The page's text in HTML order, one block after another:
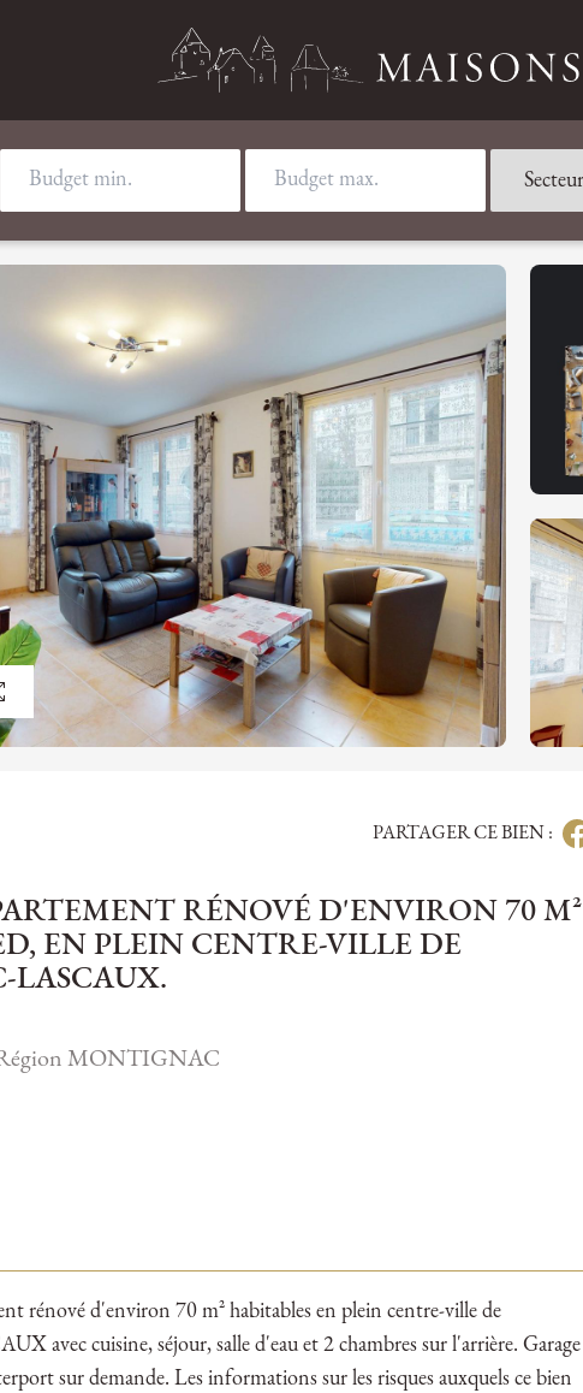
PARTAGER CE BIEN :
RÉNOVÉ D'ENVIRON 70 M²
EN PLEIN CENTRE-VILLE DE
LASCAUX.
MONTIGNAC
rénové d'environ 70 m² habitables en plein centre-ville de
avec cuisine, séjour, salle d'eau et 2 chambres sur l'arrière. Garage
sur demande. Les informations sur les risques auxquels ce bien